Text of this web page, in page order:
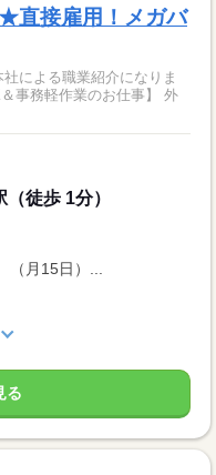
直接雇用！メガバ
による職業紹介になりま
事務軽作業のお仕事】 外
徒歩 1分）
月15日）...
る